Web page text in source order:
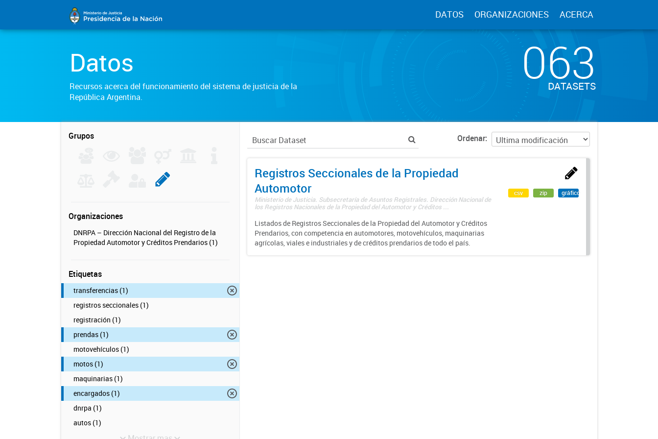
DATOS ORGANIZACIONES ACERCA
Datos
Recursos acerca del funcionamiento del sistema de justicia de la
República Argentina.
063
DATASETS
Grupos
Organizaciones
DNRPA – Dirección Nacional del Registro de la
Propiedad Automotor y Créditos Prendarios (1)
Etiquetas
transferencias (1)
registros seccionales (1)
registración (1)
prendas (1)
motovehículos (1)
motos (1)
maquinarias (1)
encargados (1)
dnrpa (1)
autos (1)
Ordenar
Registros Seccionales de la Propiedad
Automotor
Ministerio de Justicia. Subsecretaría de Asuntos Registrales. Dirección Nacional de
los Registros Nacionales de la Propiedad del Automotor y Créditos ...
Listados de Registros Seccionales de la Propiedad del Automotor y Créditos
Prendarios, con competencia en automotores, motovehículos, maquinarias
agrícolas, viales e industriales y de créditos prendarios de todo el país.
csv zip gráfico